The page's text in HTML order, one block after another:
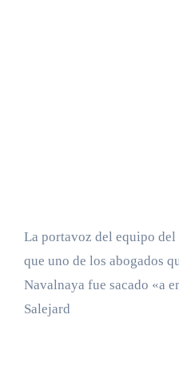
La portavoz del equipo
que uno de los abogados
Navalnaya fue sacado «a
Salejard